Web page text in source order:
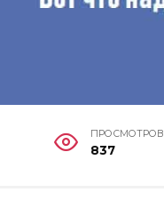
ПРОСМОТРОВ
837